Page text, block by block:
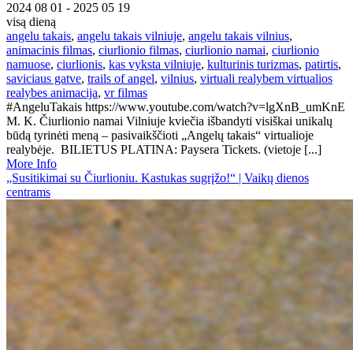
2024 08 01 - 2025 05 19
visą dieną
angelu takais, angelu takais vilniuje, angelu takais vilnius,
animacinis filmas, ciurlionio filmas, ciurlionio namai, ciurlionio
namuose, ciurlionis, kas vyksta vilniuje, kulturinis turizmas, patirtis,
saviciaus gatve, trails of angel, vilnius, virtuali realybem virtualios
realybes animacija, vr filmas
#AngeluTakais https://www.youtube.com/watch?v=lgXnB_umKnE
M. K. Čiurlionio namai Vilniuje kviečia išbandyti visiškai unikalų
būdą tyrinėti meną – pasivaikščioti „Angelų takais“ virtualioje
realybėje. BILIETUS PLATINA: Paysera Tickets. (vietoje [...]
More Info
„Susitikimai su Čiurlioniu. Kastukas sugrįžo!“ | Vaikų dienos
centrams